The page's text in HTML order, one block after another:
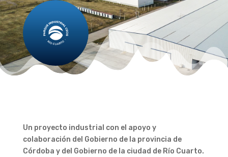
Un proyecto industrial con el apoyo y
colaboración del Gobierno de la provincia de
Córdoba y del Gobierno de la ciudad de Río Cuarto.